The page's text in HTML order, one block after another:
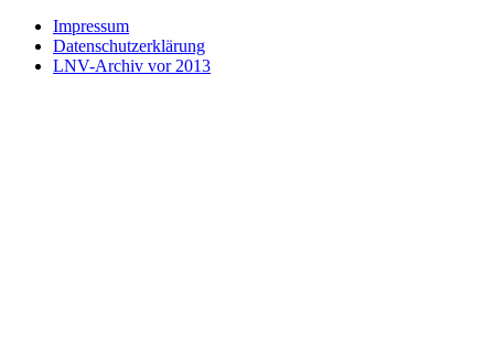
Impressum
Datenschutzerklärung
LNV-Archiv vor 2013